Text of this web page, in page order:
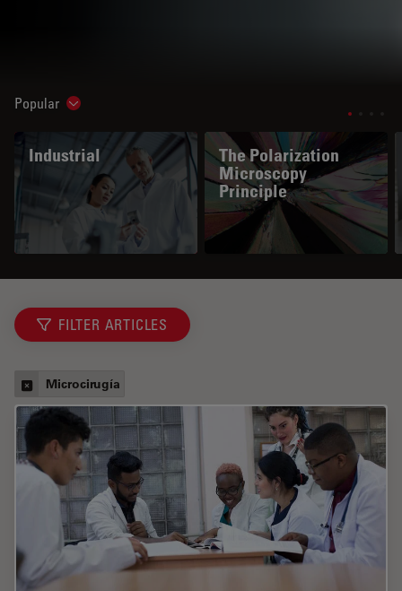
Popular Show subnavigation
Industrial
The Polarization
Microscopy
Principle
FILTER ARTICLES
Microcirugía